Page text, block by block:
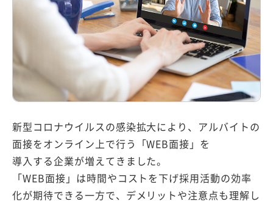
採用情報
無料相談・ お問い合わせ
新型コロナウイルスの感染拡大により、アルバイトの
面接をオンライン上で行う「WEB面接」を
導入する企業が増えてきました。
「WEB面接」は時間やコストを下げ採用活動の効率
化が期待できる一方で、デメリットや注意点も理解し